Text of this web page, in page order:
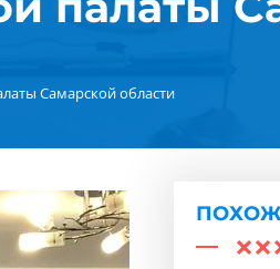
Самарской области